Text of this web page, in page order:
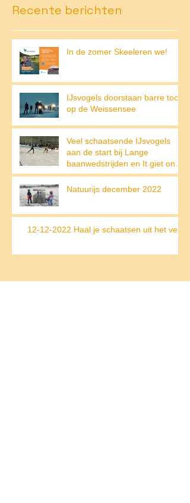
Recente berichten
In de zomer Skeeleren we!
IJsvogels doorstaan barre tocht
op de Weissensee
Veel schaatsende IJsvogels
aan de start bij Lange
baanwedstrijden en It giet on
op de Weissensee
Natuurijs december 2022
12-12-2022 Haal je schaatsen uit het vet!